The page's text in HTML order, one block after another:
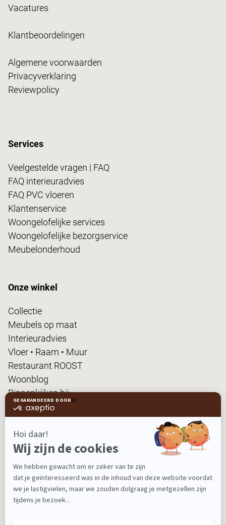
Vacatures
Klantbeoordelingen
Algemene voorwaarden
Privacyverklaring
Reviewpolicy
Services
Veelgestelde vragen | FAQ
FAQ interieuradvies
FAQ PVC vloeren
Klantenservice
Woongelofelijke services
Woongelofelijke bezorgservice
Meubelonderhoud
Onze winkel
Collectie
Meubels op maat
Interieuradvies
Vloer • Raam • Muur
Restaurant ROOST
Woonblog
Binnenkijken bij...
FanPas
Ontvang nieuws, tips en de laatste acties!